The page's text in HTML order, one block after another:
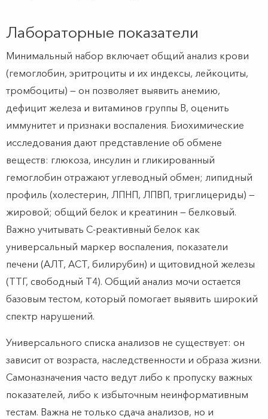
Лабораторные показатели
Минимальный набор включает общий анализ крови
(гемоглобин, эритроциты и их индексы, лейкоциты,
тромбоциты) — он позволяет выявить анемию,
дефицит железа и витаминов группы В, оценить
иммунитет и признаки воспаления. Биохимические
исследования дают представление об обмене
веществ: глюкоза, инсулин и гликированный
гемоглобин отражают углеводный обмен; липидный
профиль (холестерин, ЛПНП, ЛПВП, триглицериды) —
жировой; общий белок и креатинин — белковый.
Важно учитывать С-реактивный белок как
универсальный маркер воспаления, показатели
печени (АЛТ, АСТ, билирубин) и щитовидной железы
(ТТГ, свободный Т4). Общий анализ мочи остается
базовым тестом, который помогает выявить широкий
спектр нарушений.
Универсального списка анализов не существует: он
зависит от возраста, наследственности и образа жизни.
Самоназначения часто ведут либо к пропуску важных
показателей, либо к избыточным неинформативным
тестам. Важна не только сдача анализов, но и